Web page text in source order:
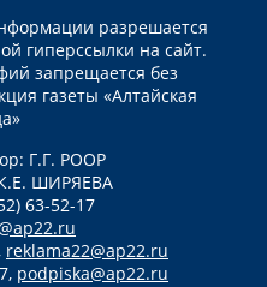
разрешается
гиперссылки на сайт.
запрещается без
газеты «Алтайская
Г.Г. РООР
К.Е. ШИРЯЕВА
63-52-17
reklama22@ap22.ru
podpiska@ap22.ru